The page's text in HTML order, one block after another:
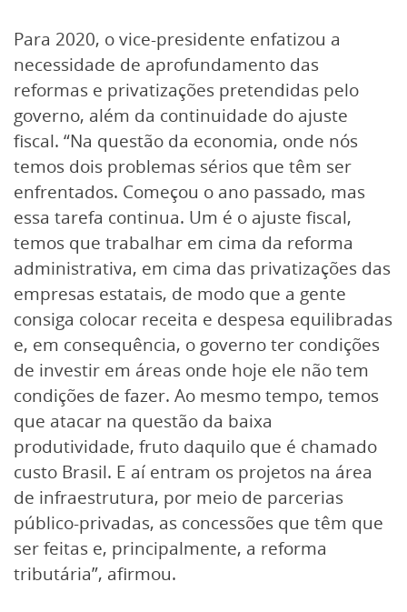
Para 2020, o vice-presidente enfatizou a
necessidade de aprofundamento das
reformas e privatizações pretendidas pelo
governo, além da continuidade do ajuste
fiscal. “Na questão da economia, onde nós
temos dois problemas sérios que têm ser
enfrentados. Começou o ano passado, mas
essa tarefa continua. Um é o ajuste fiscal,
temos que trabalhar em cima da reforma
administrativa, em cima das privatizações das
empresas estatais, de modo que a gente
consiga colocar receita e despesa equilibradas
e, em consequência, o governo ter condições
de investir em áreas onde hoje ele não tem
condições de fazer. Ao mesmo tempo, temos
que atacar na questão da baixa
produtividade, fruto daquilo que é chamado
custo Brasil. E aí entram os projetos na área
de infraestrutura, por meio de parcerias
público-privadas, as concessões que têm que
ser feitas e, principalmente, a reforma
tributária”, afirmou.